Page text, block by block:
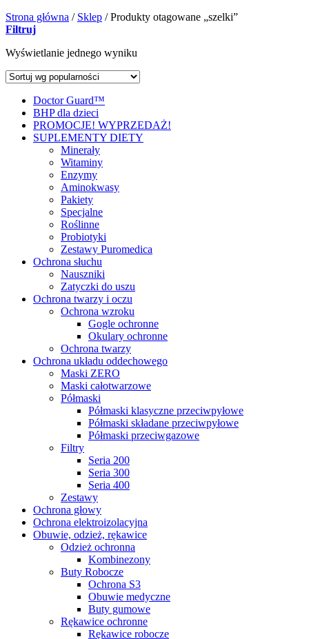
Strona główna / Sklep /Produkty otagowane „szelki”
Filtruj
Wyświetlanie jednego wyniku
Doctor Guard™
BHP dla dzieci
PROMOCJE! WYPRZEDAŻ!
SUPLEMENTY DIETY
Minerały
Witaminy
Enzymy
Aminokwasy
Pakiety
Specjalne
Roślinne
Probiotyki
Zestawy Puromedica
Ochrona słuchu
Nauszniki
Zatyczki do uszu
Ochrona twarzy i oczu
Ochrona wzroku
Gogle ochronne
Okulary ochronne
Ochrona twarzy
Ochrona układu oddechowego
Maski ZERO
Maski całotwarzowe
Półmaski
Półmaski klasyczne przeciwpyłowe
Półmaski składane przeciwpyłowe
Półmaski przeciwgazowe
Filtry
Seria 200
Seria 300
Seria 400
Zestawy
Ochrona głowy
Ochrona elektroizolacyjna
Obuwie, odzież, rękawice
Odzież ochronna
Kombinezony
Buty Robocze
Ochrona S3
Obuwie medyczne
Buty gumowe
Rękawice ochronne
Rękawice robocze